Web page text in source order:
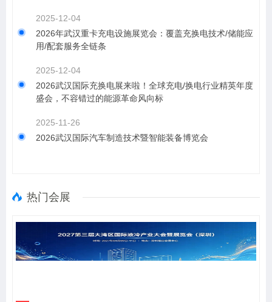
2025-12-04
2026年武汉重卡充电设施展览会：覆盖充换电技术/储能应
用/配套服务全链条
2025-12-04
2026武汉国际充换电展来啦！全球充电/换电行业精英年度
盛会，不容错过的能源革命风向标
2025-11-26
2026武汉国际汽车制造技术暨智能装备博览会
热门会展